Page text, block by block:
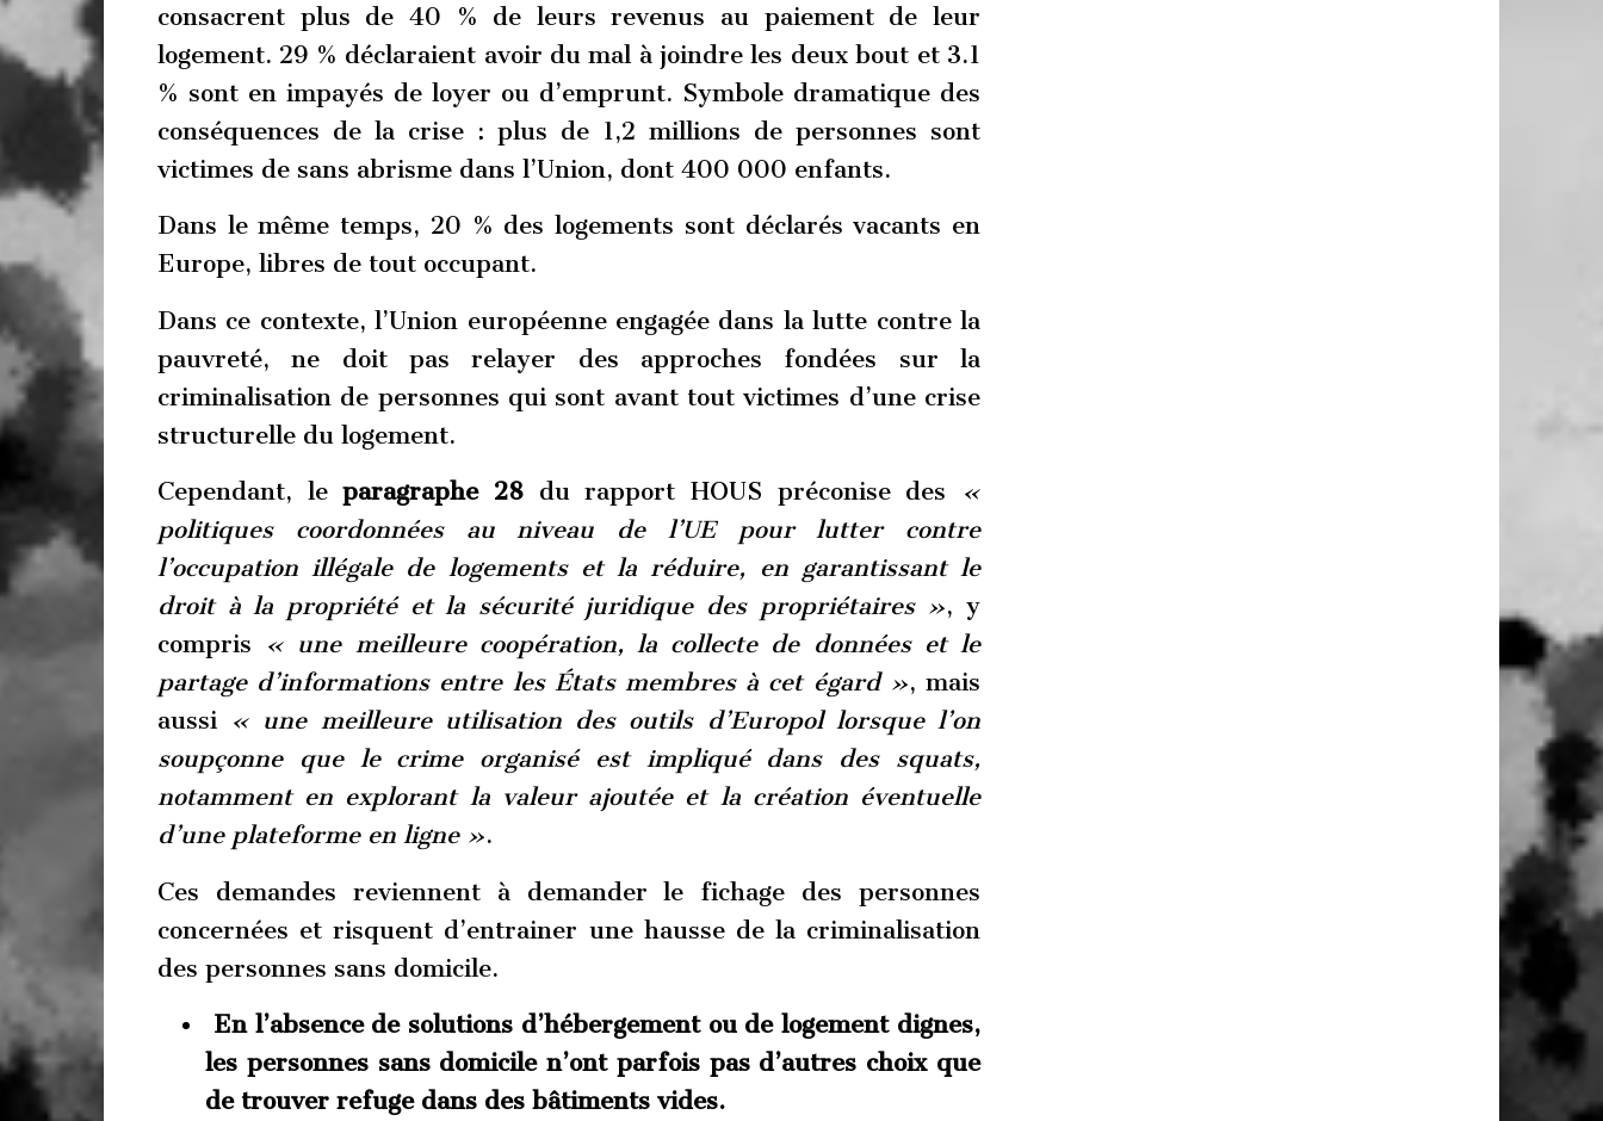
consacrent plus de 40 % de leurs revenus au paiement de leur
logement. 29 % déclaraient avoir du mal à joindre les deux bout et 3.1
% sont en impayés de loyer ou d’emprunt. Symbole dramatique des
conséquences de la crise : plus de 1,2 millions de personnes sont
victimes de sans abrisme dans l’Union, dont 400 000 enfants.
Dans le même temps, 20 % des logements sont déclarés vacants en
Europe, libres de tout occupant.
Dans ce contexte, l’Union européenne engagée dans la lutte contre la
pauvreté, ne doit pas relayer des approches fondées sur la
criminalisation de personnes qui sont avant tout victimes d’une crise
structurelle du logement.
Cependant, leparagraphe 28 du rapport HOUS préconise des
«
politiques coordonnées au niveau de l’UE pour lutter contre
l’occupation illégale de logements et la réduire, en garantissant le
droit à la propriété et la sécurité juridique des propriétaires », y
compris « une meilleure coopération, la collecte de données et le
partage d’informations entre les États membres à cet égard », mais
aussi « une meilleure utilisation des outils d’Europol lorsque l’on
soupçonne que le crime organisé est impliqué dans des squats,
notamment en explorant la valeur ajoutée et la création éventuelle
d’une plateforme en ligne ».
Ces demandes reviennent à demander le fichage des personnes
concernées et risquent d’entrainer une hausse de la criminalisation
des personnes sans domicile.
En l’absence de solutions d’hébergement ou de logement dignes,
les personnes sans domicile n’ont parfois pas d’autres choix que
de trouver refuge dans des bâtiments vides.